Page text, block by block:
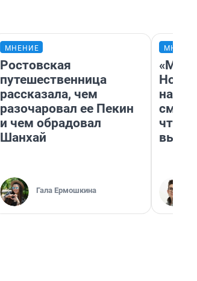
МНЕНИЕ
Ростовская
путешественница
рассказала, чем
разочаровал ее Пекин
и чем обрадовал
Шанхай
Гала Ермошкина
«Мы